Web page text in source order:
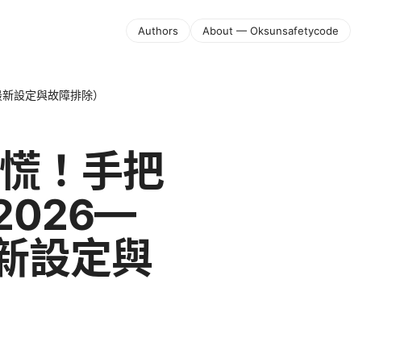
Authors About — Oksunsafetycode
設定與故障排除）
！手把
2026—
設定與